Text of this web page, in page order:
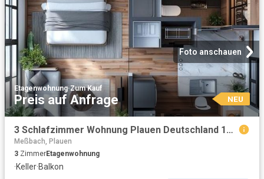
Foto anschauen
Etagenwohnung·Zum Kauf
Preis auf Anfrage NEU
3 Schlafzimmer Wohnung Plauen Deutschland 104798705
Meßbach, Plauen
3 ZimmerEtagenwohnung
·Keller·Balkon